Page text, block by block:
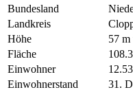
Bundesland
Landkreis
Höhe
57
Fläche
Einwohner
Einwohnerstand
31.